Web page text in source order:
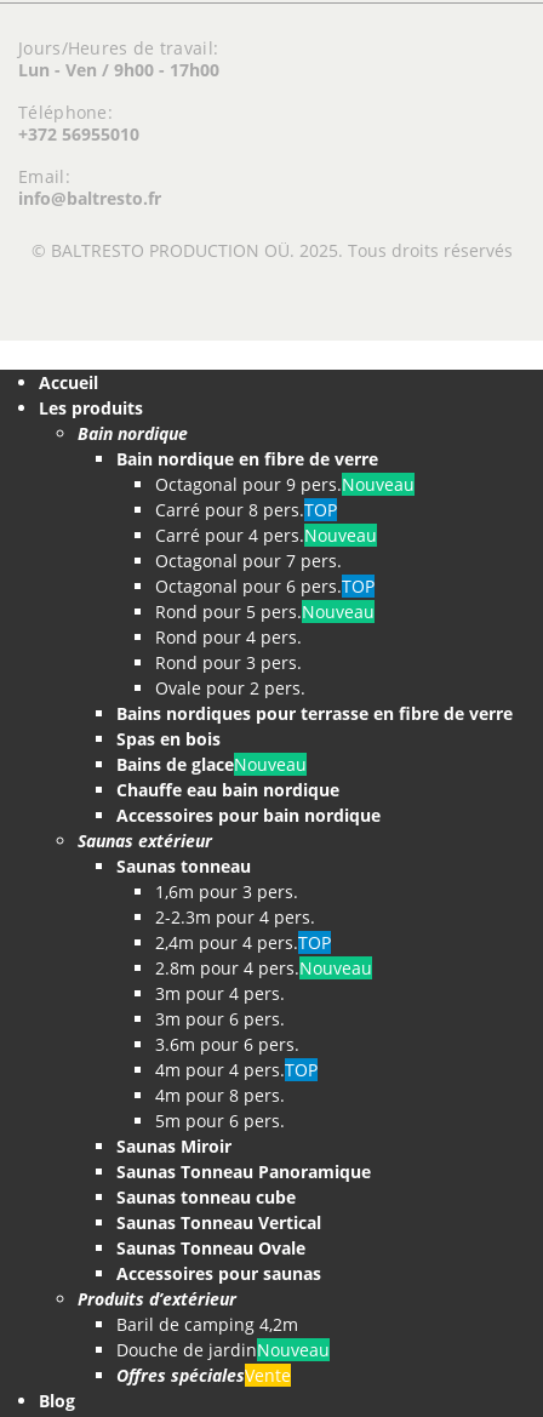
Jours/Heures de travail:
Lun - Ven / 9h00 - 17h00
Téléphone:
+372 56955010
Email:
info@baltresto.fr
© BALTRESTO PRODUCTION OÜ. 2025. Tous droits réservés
Accueil
Les produits
Bain nordique
Bain nordique en fibre de verre
Octagonal pour 9 pers.Nouveau
Carré pour 8 pers.TOP
Carré pour 4 pers.Nouveau
Octagonal pour 7 pers.
Octagonal pour 6 pers.TOP
Rond pour 5 pers.Nouveau
Rond pour 4 pers.
Rond pour 3 pers.
Ovale pour 2 pers.
Bains nordiques pour terrasse en fibre de verre
Spas en bois
Bains de glaceNouveau
Chauffe eau bain nordique
Accessoires pour bain nordique
Saunas extérieur
Saunas tonneau
1,6m pour 3 pers.
2-2.3m pour 4 pers.
2,4m pour 4 pers.TOP
2.8m pour 4 pers.Nouveau
3m pour 4 pers.
3m pour 6 pers.
3.6m pour 6 pers.
4m pour 4 pers.TOP
4m pour 8 pers.
5m pour 6 pers.
Saunas Miroir
Saunas Tonneau Panoramique
Saunas tonneau cube
Saunas Tonneau Vertical
Saunas Tonneau Ovale
Accessoires pour saunas
Produits d’extérieur
Baril de camping 4,2m
Douche de jardinNouveau
Offres spécialesVente
Blog